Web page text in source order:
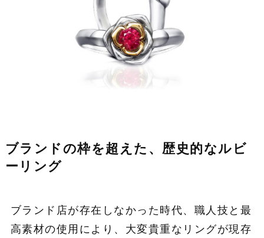
ブランドの枠を超えた、歴史的なルビ
ーリング
ブランド店が存在しなかった時代、職人技と最
高素材の使用により、大変貴重なリングが現存